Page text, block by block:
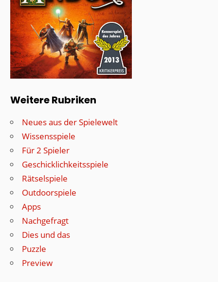
Weitere Rubriken
Neues aus der Spielewelt
Wissensspiele
Für 2 Spieler
Geschicklichkeitsspiele
Rätselspiele
Outdoorspiele
Apps
Nachgefragt
Dies und das
Puzzle
Preview